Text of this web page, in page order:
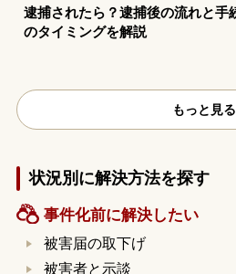
逮捕されたら？逮捕後の流れと手
のタイミングを解説
もっと見る
状況別に解決方法を探す
事件化前に解決したい
被害届の取下げ
被害者と示談